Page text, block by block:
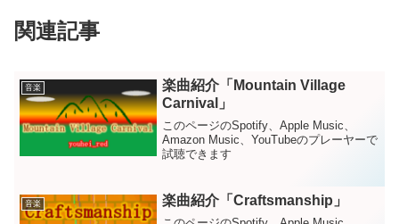
関連記事
音楽
楽曲紹介「Mountain Village
Carnival」
このページのSpotify、Apple Music、
Amazon Music、YouTubeのプレーヤーで
試聴できます
音楽 楽曲紹介「Craftsmanship」